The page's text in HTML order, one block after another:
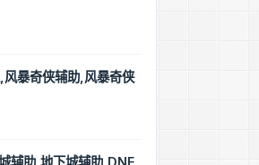
暴奇侠辅助,风暴奇侠